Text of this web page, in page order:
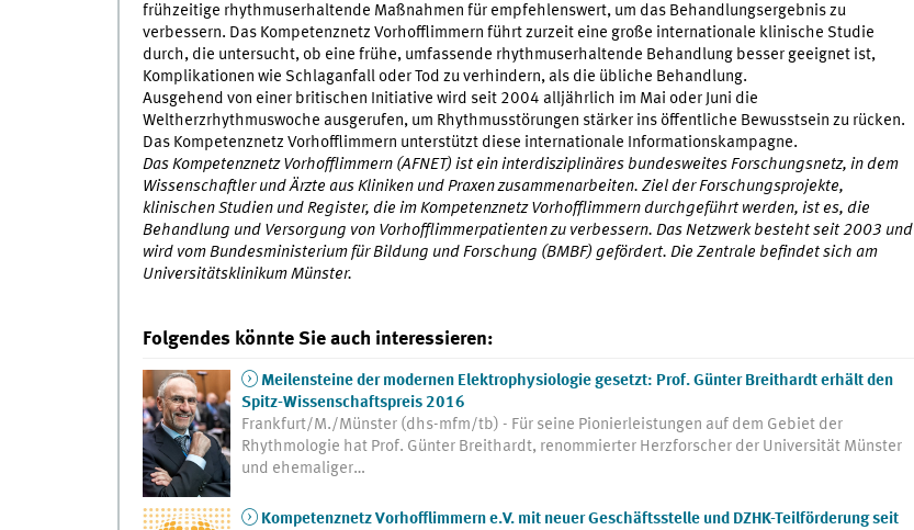
frühzeitige rhythmuserhaltende Maßnahmen für empfehlenswert, um das Behandlungsergebnis zu
verbessern. Das Kompetenznetz Vorhofflimmern führt zurzeit eine große internationale klinische Studie
durch, die untersucht, ob eine frühe, umfassende rhythmuserhaltende Behandlung besser geeignet ist,
Komplikationen wie Schlaganfall oder Tod zu verhindern, als die übliche Behandlung.
Ausgehend von einer britischen Initiative wird seit 2004 alljährlich im Mai oder Juni die
Weltherzrhythmuswoche ausgerufen, um Rhythmusstörungen stärker ins öffentliche Bewusstsein zu rücken.
Das Kompetenznetz Vorhofflimmern unterstützt diese internationale Informationskampagne.
Das Kompetenznetz Vorhofflimmern (AFNET) ist ein interdisziplinäres bundesweites Forschungsnetz, in dem
Wissenschaftler und Ärzte aus Kliniken und Praxen zusammenarbeiten. Ziel der Forschungsprojekte,
klinischen Studien und Register, die im Kompetenznetz Vorhofflimmern durchgeführt werden, ist es, die
Behandlung und Versorgung von Vorhofflimmerpatienten zu verbessern. Das Netzwerk besteht seit 2003 und
wird vom Bundesministerium für Bildung und Forschung (BMBF) gefördert. Die Zentrale befindet sich am
Universitätsklinikum Münster.
Folgendes könnte Sie auch interessieren:
Meilensteine der modernen Elektrophysiologie gesetzt: Prof. Günter Breithardt erhält den
Spitz-Wissenschaftspreis 2016
Frankfurt/M./Münster (dhs-mfm/tb) - Für seine Pionierleistungen auf dem Gebiet der
Rhythmologie hat Prof. Günter Breithardt, renommierter Herzforscher der Universität Münster
und ehemaliger…
Kompetenznetz Vorhofflimmern e.V. mit neuer Geschäftsstelle und DZHK-Teilförderung seit